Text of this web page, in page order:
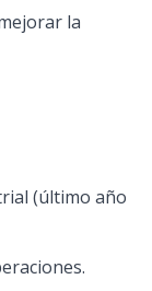
la
(último año